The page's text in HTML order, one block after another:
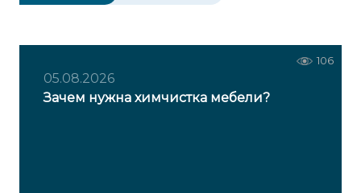
106
05.08.2026
Зачем нужна химчистка мебели?